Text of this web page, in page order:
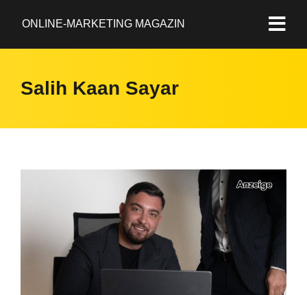
ONLINE-MARKETING MAGAZIN
Salih Kaan Sayar